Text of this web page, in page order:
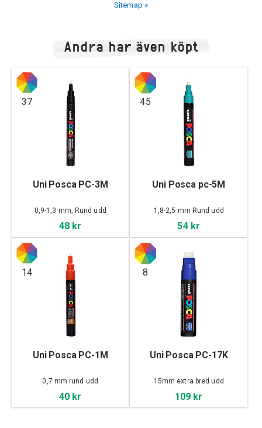
Sitemap »
Andra har även köpt
37
Uni Posca PC-3M
0,9-1,3 mm, Rund udd
48 kr
45
Uni Posca pc-5M
1,8-2,5 mm Rund udd
54 kr
14
Uni Posca PC-1M
0,7 mm rund udd
40 kr
8
Uni Posca PC-17K
15mm extra bred udd
109 kr